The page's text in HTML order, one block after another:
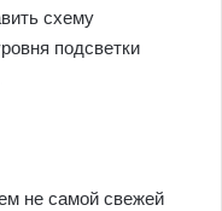
схему
подсветки
не самой свежей